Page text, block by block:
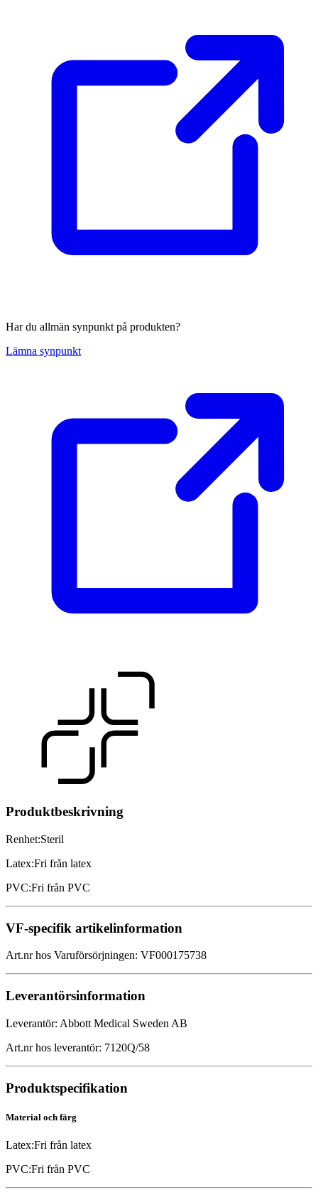
Har du allmän synpunkt på produkten?
Lämna synpunkt
Produktbeskrivning
Renhet:Steril
Latex:Fri från latex
PVC:Fri från PVC
VF-specifik artikelinformation
Art.nr hos Varuförsörjningen: VF000175738
Leverantörsinformation
Leverantör: Abbott Medical Sweden AB
Art.nr hos leverantör: 7120Q/58
Produktspecifikation
Material och färg
Latex:Fri från latex
PVC:Fri från PVC